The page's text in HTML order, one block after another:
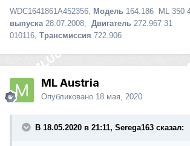
WDC1641861A452356, Модель 164.186 ML 350
выпуска 28.07.2008, Двигатель 272.967 31
010116, Трансмиссия 722.906
ML Austria
Опубликовано 18 мая, 2020
В 18.05.2020 в 21:11, Serega163 сказал: